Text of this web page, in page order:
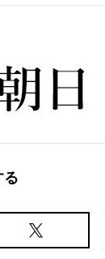
る
X（旧